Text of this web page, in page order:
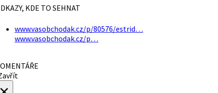
KDE TO SEHNAT
www.vasobchodak.cz/p/80576/estrid…
www.vasobchodak.cz/p…